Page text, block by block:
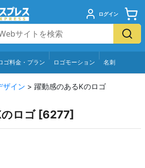
ログイン
ゴ料金・プラン ロゴモーション 名刺
ザイン > 躍動感のあるKのロゴ
ロゴ [6277]